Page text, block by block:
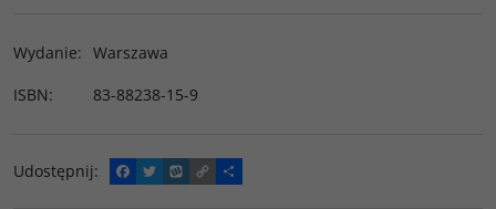
Wydanie: Warszawa
ISBN: 83-88238-15-9
Udostępnij:
F
a
T
w
W
y
C
o
P
o